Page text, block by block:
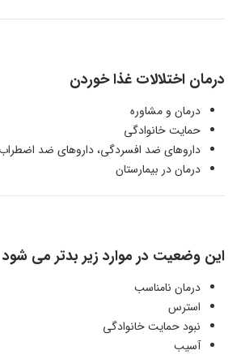
درمان اختلالات غذا خوردن
درمان و مشاوره
حمایت خانوادگی
داروهای ضد افسردگی، داروهای ضد
درمان در بیمارستان
این وضعیت در موارد زیر بدتر می شود
درمان نامناسب
استرس
نبود حمایت خانوادگی
آسیب